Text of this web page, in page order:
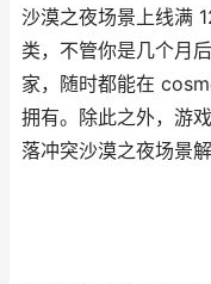
沙漠之夜场景上线满
类，不管你是几个月
家，随时都能在
拥有。除此之外，游
落冲突沙漠之夜场景